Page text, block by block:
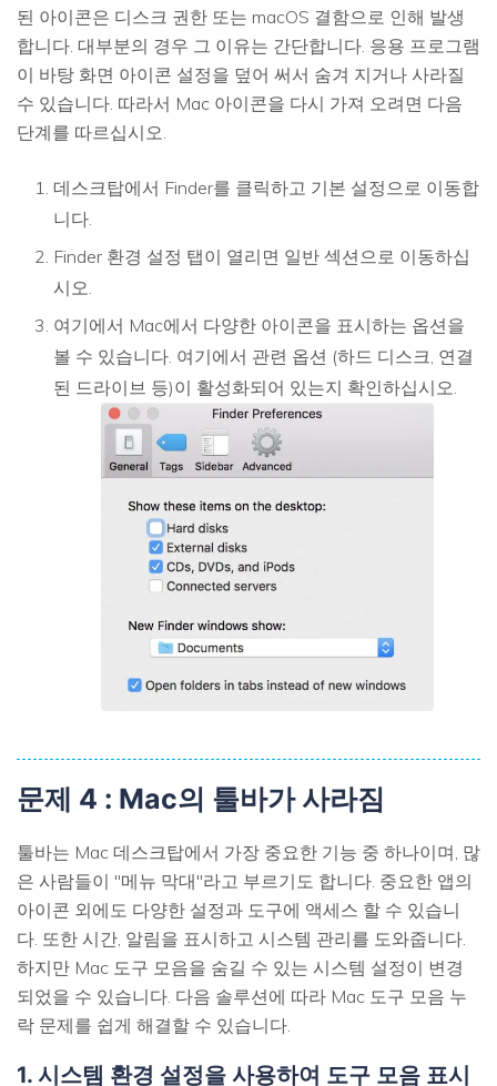
된 아이콘은 디스크 권한 또는 macOS 결함으로 인해 발생
합니다. 대부분의 경우 그 이유는 간단합니다. 응용 프로그램
이 바탕 화면 아이콘 설정을 덮어 써서 숨겨 지거나 사라질
수 있습니다. 따라서 Mac 아이콘을 다시 가져 오려면 다음
단계를 따르십시오.
데스크탑에서 Finder를 클릭하고 기본 설정으로 이동합
니다.
Finder 환경 설정 탭이 열리면 일반 섹션으로 이동하십
시오.
여기에서 Mac에서 다양한 아이콘을 표시하는 옵션을
볼 수 있습니다. 여기에서 관련 옵션 (하드 디스크, 연결
된 드라이브 등)이 활성화되어 있는지 확인하십시오.
문제 4 : Mac의 툴바가 사라짐
툴바는 Mac 데스크탑에서 가장 중요한 기능 중 하나이며, 많
은 사람들이 "메뉴 막대"라고 부르기도 합니다. 중요한 앱의
아이콘 외에도 다양한 설정과 도구에 액세스 할 수 있습니
다. 또한 시간, 알림을 표시하고 시스템 관리를 도와줍니다.
하지만 Mac 도구 모음을 숨길 수 있는 시스템 설정이 변경
되었을 수 있습니다. 다음 솔루션에 따라 Mac 도구 모음 누
락 문제를 쉽게 해결할 수 있습니다.
1. 시스템 환경 설정을 사용하여 도구 모음 표시